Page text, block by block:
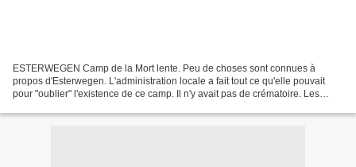
ESTERWEGEN Camp de la Mort lente. Peu de choses sont connues à
propos d'Esterwegen. L'administration locale a fait tout ce qu'elle pouvait
pour "oublier" l'existence de ce camp. Il n'y avait pas de crématoire. Les